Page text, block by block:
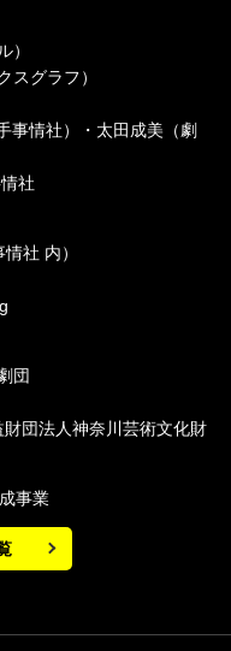
）
スグラフ）
事情社）・太田成美（劇
社
社 内）
団
団法人神奈川芸術文化財
事業